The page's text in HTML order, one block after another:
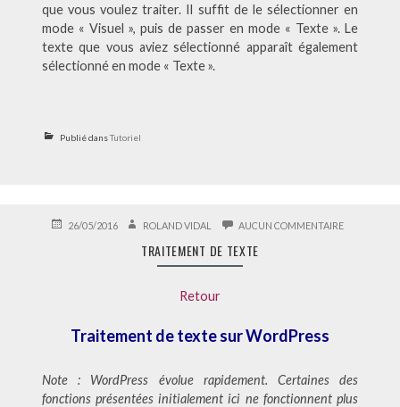
que vous voulez traiter. Il suffit de le sélectionner en
mode « Visuel », puis de passer en mode « Texte ». Le
texte que vous aviez sélectionné apparaît également
sélectionné en mode « Texte ».
Publié dansTutoriel
PUBLIÉ26/05/2016 AUTEURROLAND VIDAL AUCUN COMMENTAIRESUR
TRAITEMENT DE TEXTE
Retour
Traitement de texte sur WordPress
Note : WordPress évolue rapidement. Certaines des
fonctions présentées initialement ici ne fonctionnent plus